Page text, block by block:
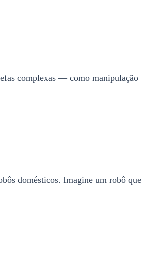
complexas — como manipulação
domésticos. Imagine um robô que